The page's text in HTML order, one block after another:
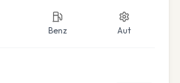
Benz Aut